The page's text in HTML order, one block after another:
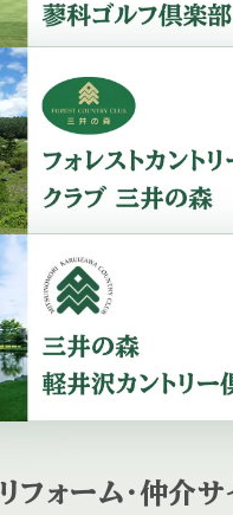
フォーム・仲介サ